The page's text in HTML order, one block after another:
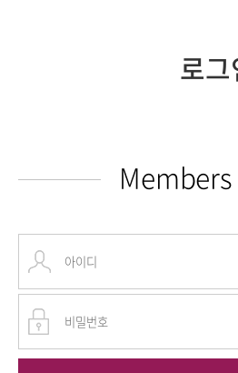
로그
Members